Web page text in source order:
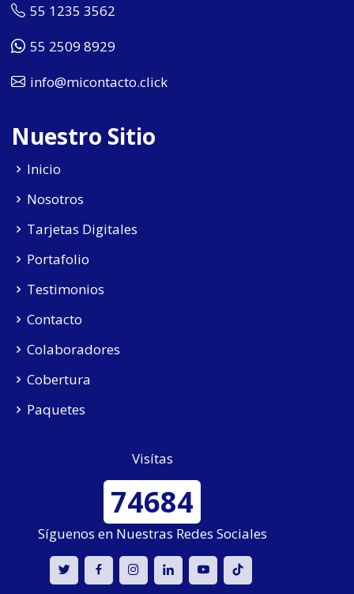
55 1235 3562
55 2509 8929
info@micontacto.click
Nuestro Sitio
Inicio
Nosotros
Tarjetas Digitales
Portafolio
Testimonios
Contacto
Colaboradores
Cobertura
Paquetes
Visítas
74684
Síguenos en Nuestras Redes Sociales